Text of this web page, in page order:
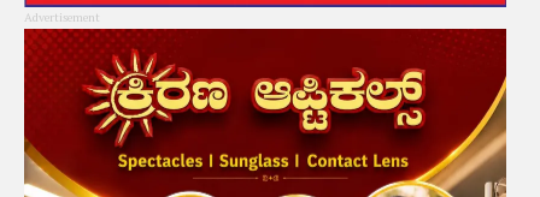
Advertisement